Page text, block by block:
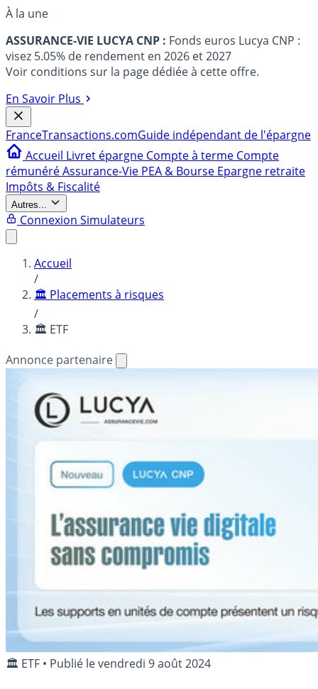
À la une
ASSURANCE-VIE LUCYA CNP : Fonds euros Lucya CNP :
visez 5.05% de rendement en 2026 et 2027
Voir conditions sur la page dédiée à cette offre.
En Savoir Plus
FranceTransactions.comGuide indépendant de l'épargne
Accueil Livret épargne Compte à terme Compte
rémunéréAssurance-Vie PEA & Bourse Epargne retraite
Impôts & Fiscalité
Autres...
Connexion Simulateurs
Accueil
/
🏛️ Placements à risques
/
🏛️ ETF
Annonce partenaire
🏛️ ETF • Publié levendredi 9 août 2024